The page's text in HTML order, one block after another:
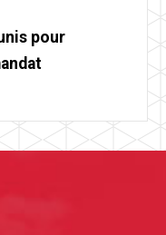
pour